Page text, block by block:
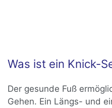
Was ist ein Knick-
Der gesunde Fuß
Gehen. Ein Längs- und